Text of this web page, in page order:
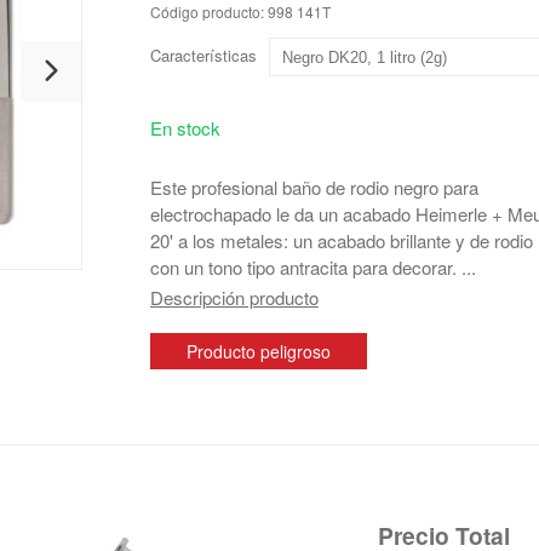
Código producto: 998 141T
Características
En stock
Este profesional baño de rodio negro para
electrochapado le da un acabado Heimerle +
20' a los metales: un acabado brillante y de rodio
con un tono tipo antracita para decorar. ...
Descripción producto
Producto peligroso
Precio Total